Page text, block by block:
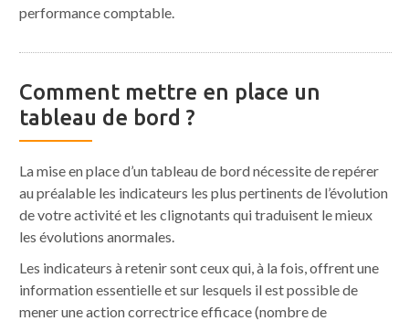
performance comptable.
Comment mettre en place un
tableau de bord ?
La mise en place d’un tableau de bord nécessite de repérer
au préalable les indicateurs les plus pertinents de l’évolution
de votre activité et les clignotants qui traduisent le mieux
les évolutions anormales.
Les indicateurs à retenir sont ceux qui, à la fois, offrent une
information essentielle et sur lesquels il est possible de
mener une action correctrice efficace (nombre de